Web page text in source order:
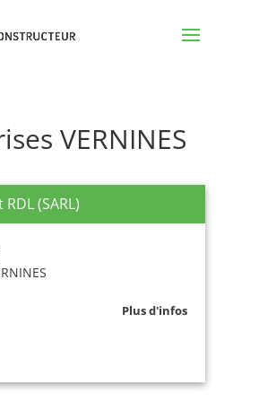
VERNINES
(SARL)
Plus d'infos